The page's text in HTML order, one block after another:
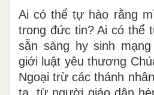
Ai có thể tự hào rằng
trong đức tin? Ai có thể
sẵn sàng hy sinh
giới luật yêu thương
Ngoại trừ các thánh
ta, từ người giáo dân